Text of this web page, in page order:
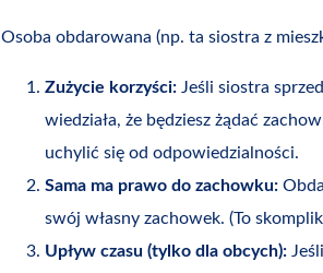
Osoba obdarowana (np. ta siostra z
Zużycie korzyści:Jeśli siostra
wiedziała, że będziesz żądać
uchylić się od odpowiedzialności.
Sama ma prawo do zachowku:
swój własny zachowek. (To
Upływ czasu (tylko dla obcych):